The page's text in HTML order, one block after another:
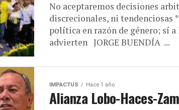
No aceptaremos decisiones
discrecionales, ni tendenciosas
política en razón de género; sí
advierten JORGE BUENDÍA ...
IMPACTUS Hace 1 año
Alianza Lobo-Haces-